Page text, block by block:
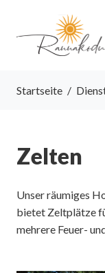
Startseite /
Zelten
Unser räumiges
bietet Zeltplätze
mehrere Feuer-